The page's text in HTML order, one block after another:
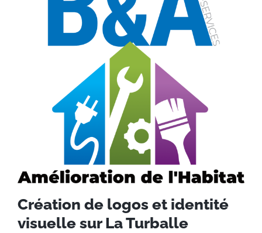
Création de logos et identité
visuelle sur La Turballe